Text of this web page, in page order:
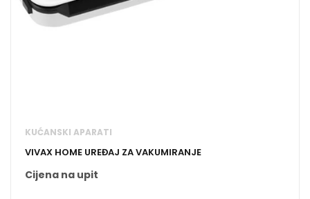
KUĆANSKI APARATI
VIVAX HOME UREĐAJ ZA VAKUMIRANJE
Cijena na upit